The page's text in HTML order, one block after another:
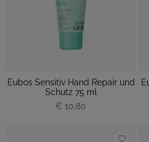
Eubos Sensitiv Hand Repair und
Schutz 75 ml
€ 10,80